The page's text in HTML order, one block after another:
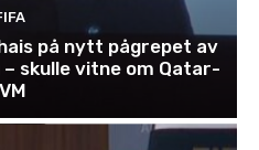
på nytt pågrepet av
skulle vitne om Qatar-
VM